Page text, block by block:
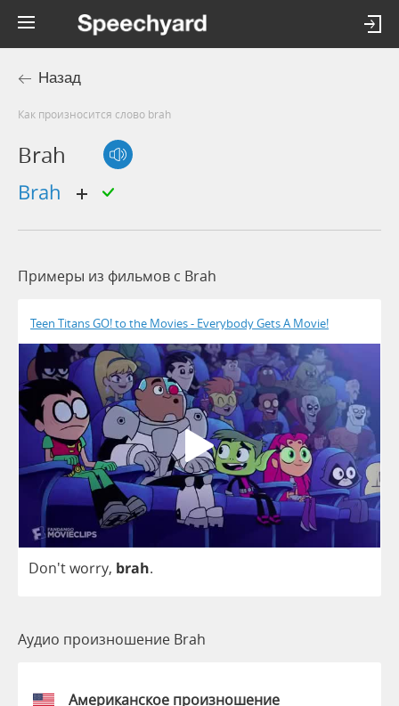
Назад
Как произносится слово brah
Brah
Brah
Примеры из фильмов c Brah
Teen Titans GO! to the Movies - Everybody Gets A Movie!
Don'tworry, brah.
Аудио произношение Brah
Американское произношение